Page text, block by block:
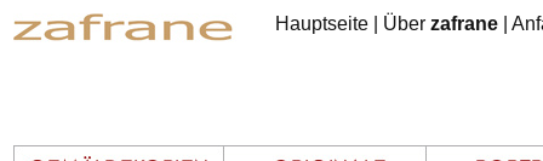
Hauptseite Über zafrane